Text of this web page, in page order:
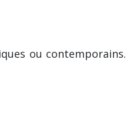
ou contemporains.